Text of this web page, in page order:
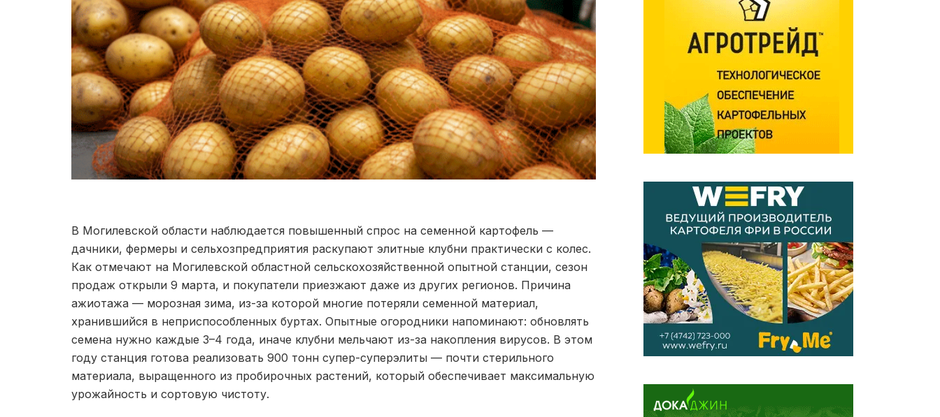
В Могилевской области наблюдается повышенный спрос на семенной картофель —
дачники, фермеры и сельхозпредприятия раскупают элитные клубни практически с колес.
Как отмечают на Могилевской областной сельскохозяйственной опытной станции, сезон
продаж открыли 9 марта, и покупатели приезжают даже из других регионов. Причина
ажиотажа — морозная зима, из-за которой многие потеряли семенной материал,
хранившийся в неприспособленных буртах. Опытные огородники напоминают: обновлять
семена нужно каждые 3–4 года, иначе клубни мельчают из-за накопления вирусов. В этом
году станция готова реализовать 900 тонн супер-суперэлиты — почти стерильного
материала, выращенного из пробирочных растений, который обеспечивает максимальную
урожайность и сортовую чистоту.